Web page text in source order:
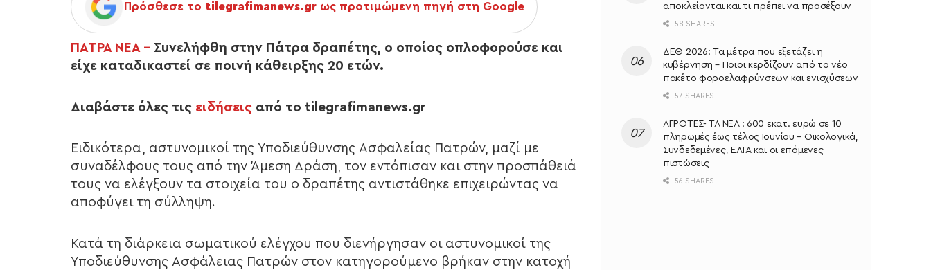
Πρόσθεσε το tilegrafimanews.gr ως προτιμώμενη πηγή στη Google
ΠΑΤΡΑ ΝΕΑ – Συνελήφθη στην Πάτρα δραπέτης, ο οποίος οπλοφορούσε και
είχε καταδικαστεί σε ποινή κάθειρξης 20 ετών.
Διαβάστε όλες τις ειδήσεις από το tilegrafimanews.gr
Ειδικότερα, αστυνομικοί της Υποδιεύθυνσης Ασφαλείας Πατρών, μαζί με
συναδέλφους τους από την Άμεση Δράση, τον εντόπισαν και στην προσπάθειά
τους να ελέγξουν τα στοιχεία του ο δραπέτης αντιστάθηκε επιχειρώντας να
αποφύγει τη σύλληψη.
Κατά τη διάρκεια σωματικού ελέγχου που διενήργησαν οι αστυνομικοί της
Υποδιεύθυνσης Ασφάλειας Πατρών στον κατηγορούμενο βρήκαν στην κατοχή
αποκλείονται και τι πρέπει να προσέξουν
58 SHARES
ΔΕΘ 2026: Τα μέτρα που εξετάζει η
κυβέρνηση – Ποιοι κερδίζουν από το νέο
πακέτο φοροελαφρύνσεων και ενισχύσεων
57 SHARES
ΑΓΡΟΤΕΣ- ΤΑ ΝΕΑ : 600 εκατ. ευρώ σε 10
πληρωμές έως τέλος Ιουνίου – Οικολογικά,
Συνδεδεμένες, ΕΛΓΑ και οι επόμενες
πιστώσεις
56 SHARES